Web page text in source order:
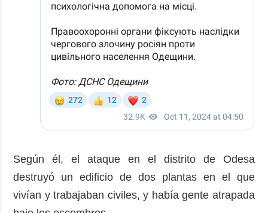
Según él, el ataque en el distrito de Odesa
destruyó un edificio de dos plantas en el que
vivían y trabajaban civiles, y había gente atrapada